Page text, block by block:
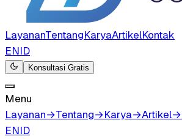
LayananTentangKaryaArtikelKontak
ENID
Konsultasi Gratis
Menu
Layanan→Tentang→Karya→Artikel→
ENID